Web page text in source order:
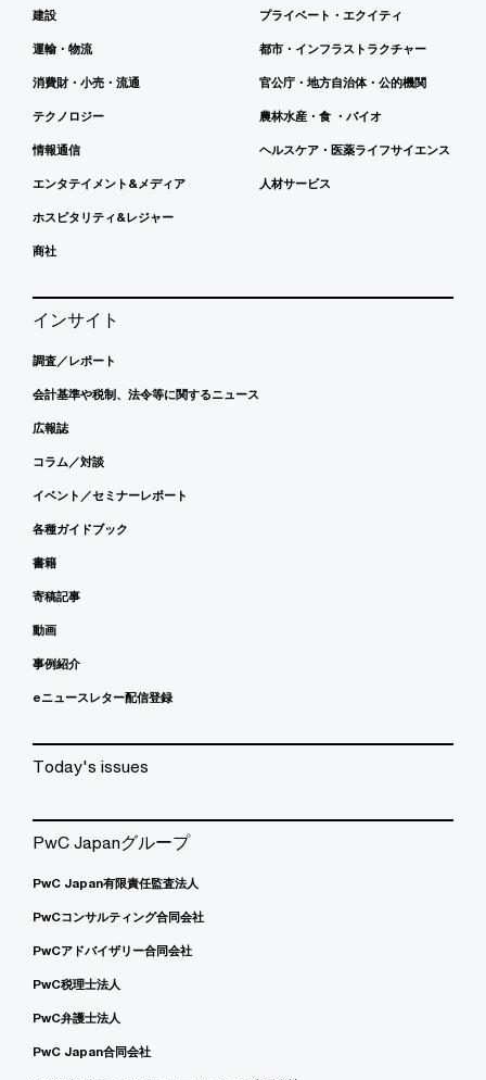
建設
運輸・物流
消費財・小売・流通
テクノロジー
情報通信
エンタテイメント&メディア
ホスピタリティ&レジャー
商社
プライベート・エクイティ
都市・インフラストラクチャー
官公庁・地方自治体・公的機関
農林水産・食 ・バイオ
ヘルスケア・医薬ライフサイエンス
人材サービス
インサイト
調査／レポート
会計基準や税制、法令等に関するニュース
広報誌
コラム／対談
イベント／セミナーレポート
各種ガイドブック
書籍
寄稿記事
動画
事例紹介
eニュースレター配信登録
Today's issues
PwC Japanグループ
PwC Japan有限責任監査法人
PwCコンサルティング合同会社
PwCアドバイザリー合同会社
PwC税理士法人
PwC弁護士法人
PwC Japan合同会社